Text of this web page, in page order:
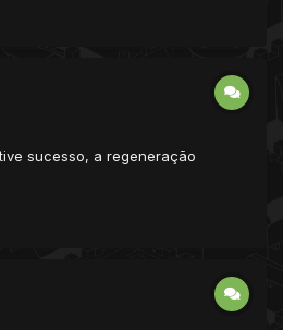
sucesso, a regeneração